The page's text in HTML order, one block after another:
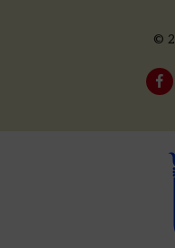
©